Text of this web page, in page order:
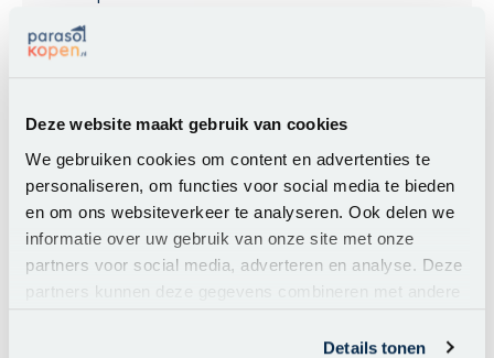
Deze website maakt gebruik van cookies
We gebruiken cookies om content en advertenties te
personaliseren, om functies voor social media te bieden
en om ons websiteverkeer te analyseren. Ook delen we
informatie over uw gebruik van onze site met onze
partners voor social media, adverteren en analyse. Deze
partners kunnen deze gegevens combineren met andere
verzameld op basis van uw gebruik van hun services.
Details tonen
Antraciet/Soft
Sand -
Eclipse ronde
zweefparasol
Ø350 cm. Ultra
Black
839,00